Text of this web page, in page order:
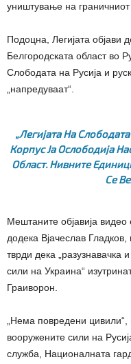
уништување на
Подоцна, Легијата објави
Белгородската област во
Слободата на Русија и
„напредуваат“.
„Легијата На
Корпус Ја Ослободија
Област. Нивните
Се
Мештаните објавија видео
додека Вјачеслав
тврди дека „разузнавачка
сили на Украина“
Граиворон.
„Нема повредени цивили“,
вооружените сили на
служба, Националната